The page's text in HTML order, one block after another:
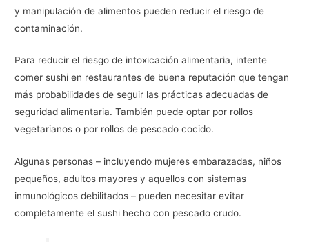
y manipulación de alimentos pueden reducir el riesgo de
contaminación.
Para reducir el riesgo de intoxicación alimentaria, intente
comer sushi en restaurantes de buena reputación que tengan
más probabilidades de seguir las prácticas adecuadas de
seguridad alimentaria. También puede optar por rollos
vegetarianos o por rollos de pescado cocido.
Algunas personas – incluyendo mujeres embarazadas, niños
pequeños, adultos mayores y aquellos con sistemas
inmunológicos debilitados – pueden necesitar evitar
completamente el sushi hecho con pescado crudo.